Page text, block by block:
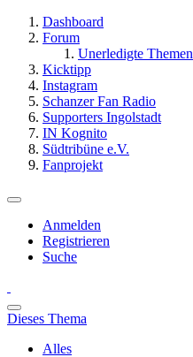
Dashboard
Forum
Unerledigte Themen
Kicktipp
Instagram
Schanzer Fan Radio
Supporters Ingolstadt
IN Kognito
Südtribüne e.V.
Fanprojekt
Anmelden
Registrieren
Suche
Dieses Thema
Alles